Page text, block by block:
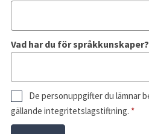
Vad har du för språkkunskaper?
De personuppgifter du lämnar
gällande integritetslagstiftning. *